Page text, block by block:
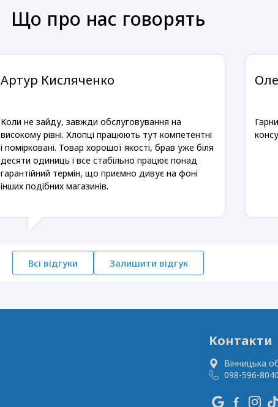
Що про нас говорять
Артур Кисляченко
Коли не зайду, завжди обслуговування на
високому рівні. Хлопці працюють тут компетентні
і помірковані. Товар хорошої якості, брав уже біля
десяти одиниць і все стабільно працює понад
гарантійний термін, що приємно дивує на фоні
інших подібних магазинів.
Всі відгуки Залишити відгук
Контакти
Вінницька
098-596-8040